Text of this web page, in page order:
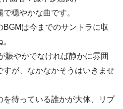
穏やかな曲です。
は今までのサントラに収
賑やかでなければ静かに雰囲
が、なかなかそうはいきませ
を待っている誰かが大体、リプ